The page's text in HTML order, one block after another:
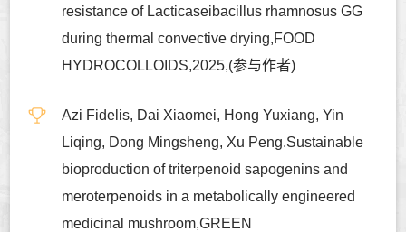
resistance of Lacticaseibacillus rhamnosus GG
during thermal convective drying,FOOD
HYDROCOLLOIDS,2025,(参与作者)
Azi Fidelis, Dai Xiaomei, Hong Yuxiang, Yin
Liqing, Dong Mingsheng, Xu Peng.Sustainable
bioproduction of triterpenoid sapogenins and
meroterpenoids in a metabolically engineered
medicinal mushroom,GREEN